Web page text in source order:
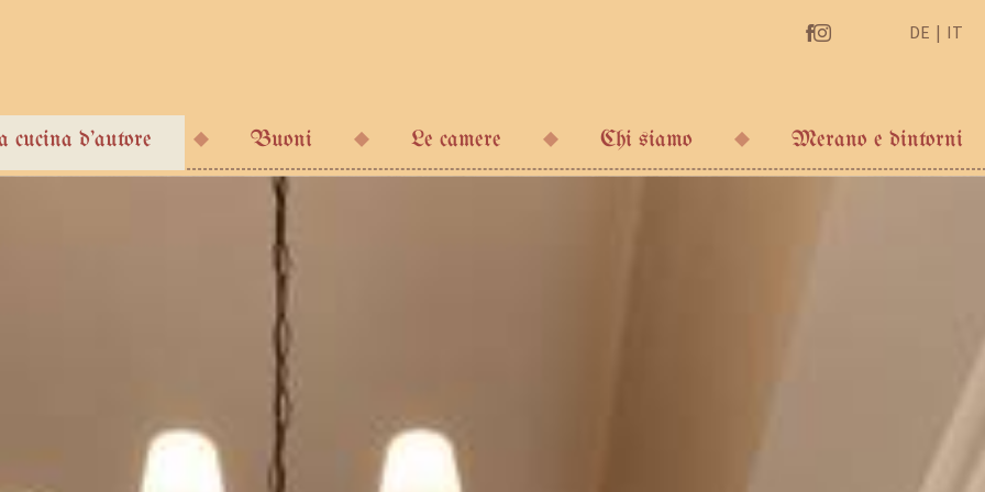
DE IT
cucina d'autore Buoni Le camere Chi siamo Merano e dintorni